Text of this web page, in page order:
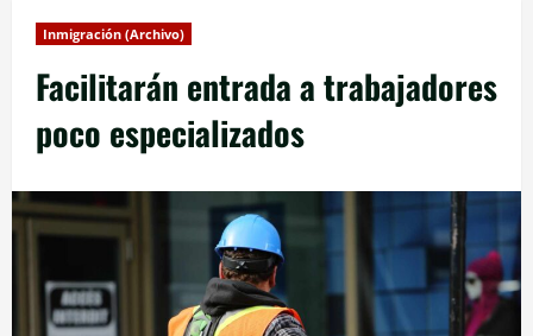
Inmigración (Archivo)
Facilitarán entrada a trabajadores
poco especializados